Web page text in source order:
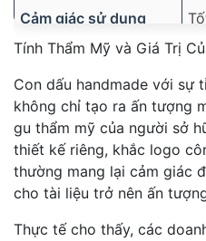
Cảm giác sử dụng
Thân thiện môi trường
Tính Thẩm Mỹ và Giá Trị
Con dấu handmade với sự
không chỉ tạo ra ấn tượng
gu thẩm mỹ của người sở
thiết kế riêng, khắc logo
thường mang lại cảm giác
cho tài liệu trở nên ấn
Thực tế cho thấy, các